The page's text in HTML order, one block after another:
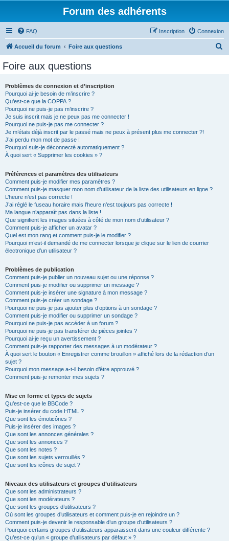
Forum des adhérents
FAQ Connexion
Inscription
Accueil du forum Foire aux questions
Foire aux questions
Problèmes de connexion et d’inscription
Pourquoi ai-je besoin de m’inscrire ?
Qu’est-ce que la COPPA ?
Pourquoi ne puis-je pas m’inscrire ?
Je suis inscrit mais je ne peux pas me connecter !
Pourquoi ne puis-je pas me connecter ?
Je m’étais déjà inscrit par le passé mais ne peux à présent plus me connecter ?!
J’ai perdu mon mot de passe !
Pourquoi suis-je déconnecté automatiquement ?
À quoi sert « Supprimer les cookies » ?
Préférences et paramètres des utilisateurs
Comment puis-je modifier mes paramètres ?
Comment puis-je masquer mon nom d’utilisateur de la liste des utilisateurs en ligne ?
L’heure n’est pas correcte !
J’ai réglé le fuseau horaire mais l’heure n’est toujours pas correcte !
Ma langue n’apparaît pas dans la liste !
Que signifient les images situées à côté de mon nom d’utilisateur ?
Comment puis-je afficher un avatar ?
Quel est mon rang et comment puis-je le modifier ?
Pourquoi m’est-il demandé de me connecter lorsque je clique sur le lien de courrier
électronique d’un utilisateur ?
Problèmes de publication
Comment puis-je publier un nouveau sujet ou une réponse ?
Comment puis-je modifier ou supprimer un message ?
Comment puis-je insérer une signature à mon message ?
Comment puis-je créer un sondage ?
Pourquoi ne puis-je pas ajouter plus d’options à un sondage ?
Comment puis-je modifier ou supprimer un sondage ?
Pourquoi ne puis-je pas accéder à un forum ?
Pourquoi ne puis-je pas transférer de pièces jointes ?
Pourquoi ai-je reçu un avertissement ?
Comment puis-je rapporter des messages à un modérateur ?
À quoi sert le bouton « Enregistrer comme brouillon » affiché lors de la rédaction d’un
sujet ?
Pourquoi mon message a-t-il besoin d’être approuvé ?
Comment puis-je remonter mes sujets ?
Mise en forme et types de sujets
Qu’est-ce que le BBCode ?
Puis-je insérer du code HTML ?
Que sont les émoticônes ?
Puis-je insérer des images ?
Que sont les annonces générales ?
Que sont les annonces ?
Que sont les notes ?
Que sont les sujets verrouillés ?
Que sont les icônes de sujet ?
Niveaux des utilisateurs et groupes d’utilisateurs
Que sont les administrateurs ?
Que sont les modérateurs ?
Que sont les groupes d’utilisateurs ?
Où sont les groupes d’utilisateurs et comment puis-je en rejoindre un ?
Comment puis-je devenir le responsable d’un groupe d’utilisateurs ?
Pourquoi certains groupes d’utilisateurs apparaissent dans une couleur différente ?
Qu’est-ce qu’un « groupe d’utilisateurs par défaut » ?